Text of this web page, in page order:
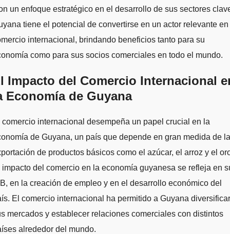
un enfoque estratégico en el desarrollo de sus sectores
tiene el potencial de convertirse en un actor relevante
internacional, brindando beneficios tanto para su
como para sus socios comerciales en todo el mundo.
Impacto del Comercio Internacional
Economía de Guyana
comercio internacional desempeña un papel crucial en la
de Guyana, un país que depende en gran medida de la
de productos básicos como el azúcar, el arroz y el
impacto del comercio en la economía guyanesa se refleja en
en la creación de empleo y en el desarrollo económico del
El comercio internacional ha permitido a Guyana diversificar
mercados y establecer relaciones comerciales con distintos
alrededor del mundo.